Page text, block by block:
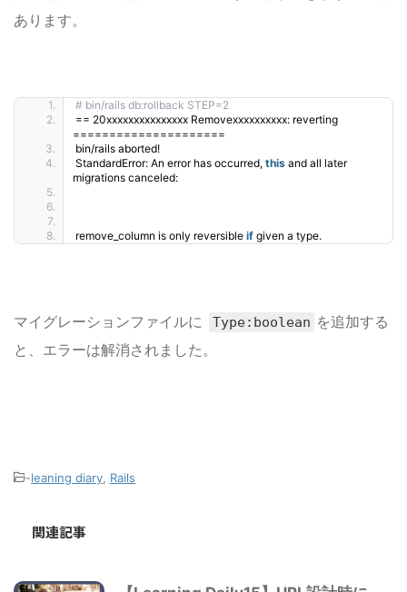
あります。
# bin/rails db:rollback STEP=2
== 20xxxxxxxxxxxxxxx Removexxxxxxxxxx: reverting
=====================
bin/rails aborted!
StandardError: An error has occurred, this and all later
migrations canceled:
remove_column is only reversible if given a type.
マイグレーションファイルに Type:boolean を追加する
と、 エラーは解消されました。
-leaning diary Rails
関連記事